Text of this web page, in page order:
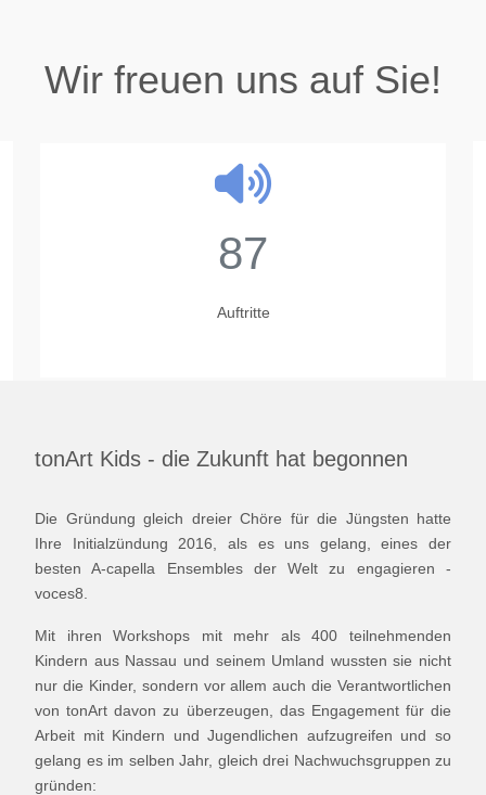
Wir freuen uns auf Sie!
87
Auftritte
tonArt Kids - die Zukunft hat begonnen
Die Gründung gleich dreier Chöre für die Jüngsten hatte
Ihre Initialzündung 2016, als es uns gelang, eines der
besten A-capella Ensembles der Welt zu engagieren -
voces8.
Mit ihren Workshops mit mehr als 400 teilnehmenden
Kindern aus Nassau und seinem Umland wussten sie nicht
nur die Kinder, sondern vor allem auch die Verantwortlichen
von tonArt davon zu überzeugen, das Engagement für die
Arbeit mit Kindern und Jugendlichen aufzugreifen und so
gelang es im selben Jahr, gleich drei Nachwuchsgruppen zu
gründen: